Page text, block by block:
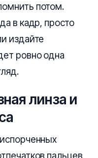
потом.
в кадр, просто
издайте
ровно одна
линза и